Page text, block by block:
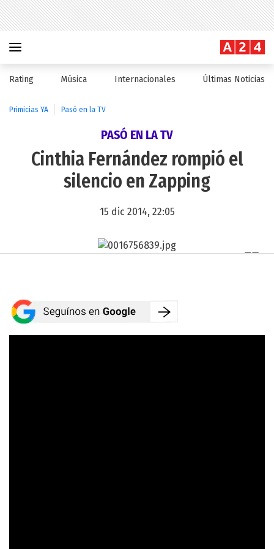
Rating Música Internacionales Últimas Noticias
Primicias YA Pasó en la TV
PASÓ EN LA TV
Cinthia Fernández rompió el
silencio en Zapping
15 dic 2014, 22:05